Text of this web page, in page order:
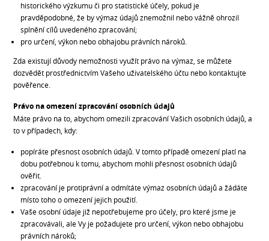
historického výzkumu či pro statistické účely, pokud je
pravděpodobné, že by výmaz údajů znemožnil nebo vážně ohrozil
splnění cílů uvedeného zpracování;
pro určení, výkon nebo obhajobu právních nároků.
Zda existují důvody nemožnosti využít právo na výmaz, se můžete
dozvědět prostřednictvím Vašeho uživatelského účtu nebo kontaktujte
pověřence.
Právo na omezení zpracování osobních údajů
Máte právo na to, abychom omezili zpracování Vašich osobních údajů, a
to v případech, kdy:
popíráte přesnost osobních údajů. V tomto případě omezení platí na
dobu potřebnou k tomu, abychom mohli přesnost osobních údajů
ověřit.
zpracování je protiprávní a odmítáte výmaz osobních údajů a žádáte
místo toho o omezení jejich použití.
Vaše osobní údaje již nepotřebujeme pro účely, pro které jsme je
zpracovávali, ale Vy je požadujete pro určení, výkon nebo obhajobu
právních nároků;